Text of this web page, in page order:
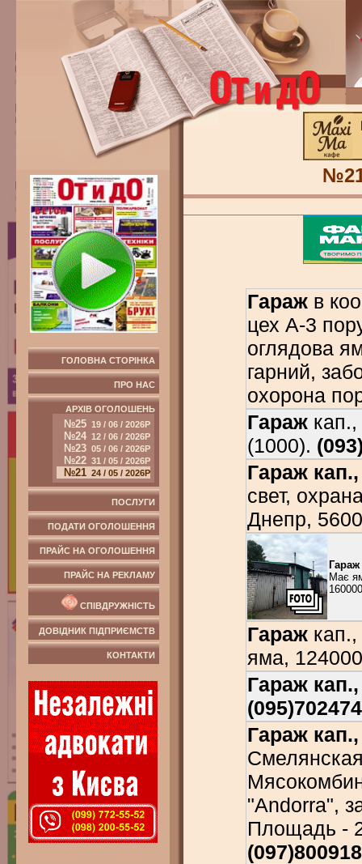
ГОЛОВНА СТОРІНКА
ПРО НАС
АРХІВ ОГОЛОШЕНЬ
№25 19 / 06 / 2026Р
№24 12 / 06 / 2026Р
№23 05 / 06 / 2026Р
№22 31 / 05 / 2026Р
№21 24 / 05 / 2026Р
ПОСЛУГИ
ПОДАТИ ОГОЛОШЕННЯ
ПРАЙС НА ОГОЛОШЕННЯ
ПРАЙС НА РЕКЛАМУ
СПІВДРУЖНІСТЬ
ДОВІДНИК ПІДПРИЄМСТВ
КОНТАКТИ
Гаражв
цех А-3
оглядова
гарний,
охорона
Гаражкап.,
(1000).
Гараж кап.,
свет,
Днепр,
Гараж
Має
Гаражкап.,
яма,
Гараж кап.,
Гараж кап.,
"Andorra",
Площадь -